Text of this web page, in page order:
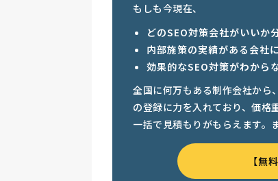
もしも今現在、
どのSEO対策会社がいいか
内部施策の実績がある会社
効果的なSEO対策がわから
全国に何万もある制作会社から
の登録に力を入れており、価格
一括で見積もりがもらえます。
【無